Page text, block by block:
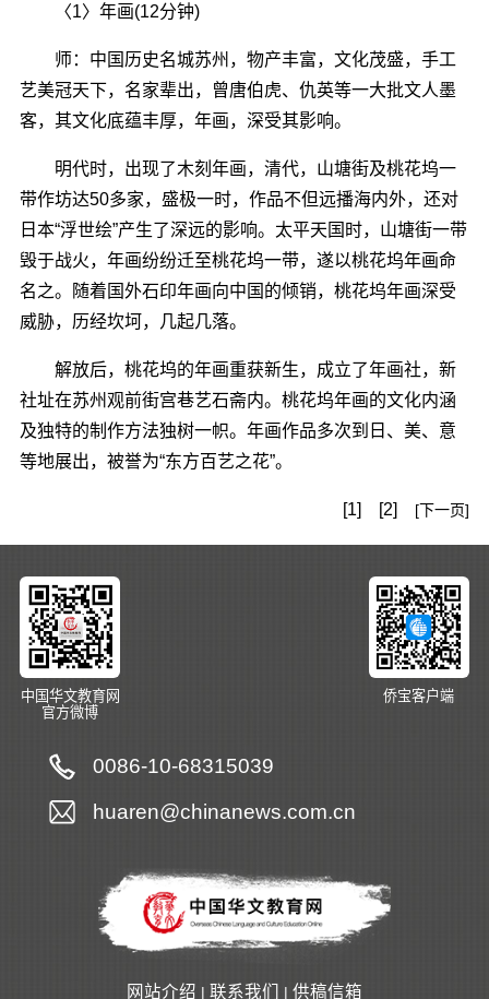
〈1〉年画(12分钟)
师：中国历史名城苏州，物产丰富，文化茂盛，手工
艺美冠天下，名家辈出，曾唐伯虎、仇英等一大批文人墨
客，其文化底蕴丰厚，年画，深受其影响。
明代时，出现了木刻年画，清代，山塘街及桃花坞一
带作坊达50多家，盛极一时，作品不但远播海内外，还对
日本“浮世绘”产生了深远的影响。太平天国时，山塘街一带
毁于战火，年画纷纷迁至桃花坞一带，遂以桃花坞年画命
名之。随着国外石印年画向中国的倾销，桃花坞年画深受
威胁，历经坎坷，几起几落。
解放后，桃花坞的年画重获新生，成立了年画社，新
社址在苏州观前街宫巷艺石斋内。桃花坞年画的文化内涵
及独特的制作方法独树一帜。年画作品多次到日、美、意
等地展出，被誉为“东方百艺之花”。
[1] [2] [下一页]
中国华文教育网
官方微博
侨宝客户端
0086-10-68315039
huaren@chinanews.com.cn
网站介绍 | 联系我们 | 供稿信箱